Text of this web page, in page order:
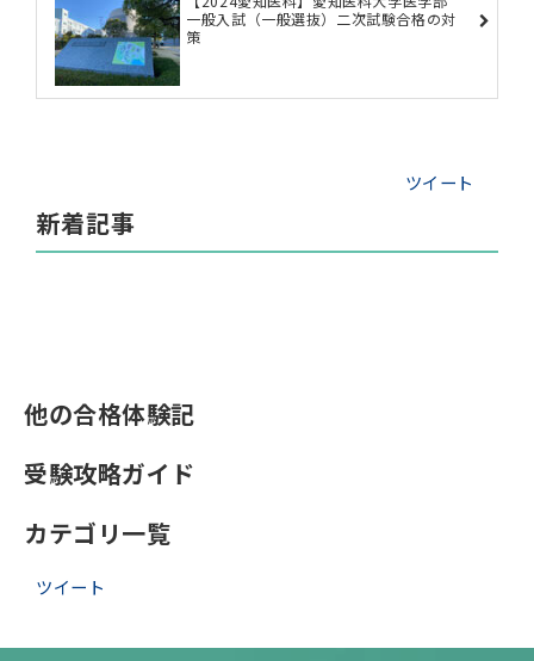
一般入試（一般選抜）二次試験合格の対
策
ツイート
新着記事
他の合格体験記
受験攻略ガイド
カテゴリ一覧
ツイート